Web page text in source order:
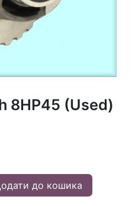
8HP45 (Used)
до кошика